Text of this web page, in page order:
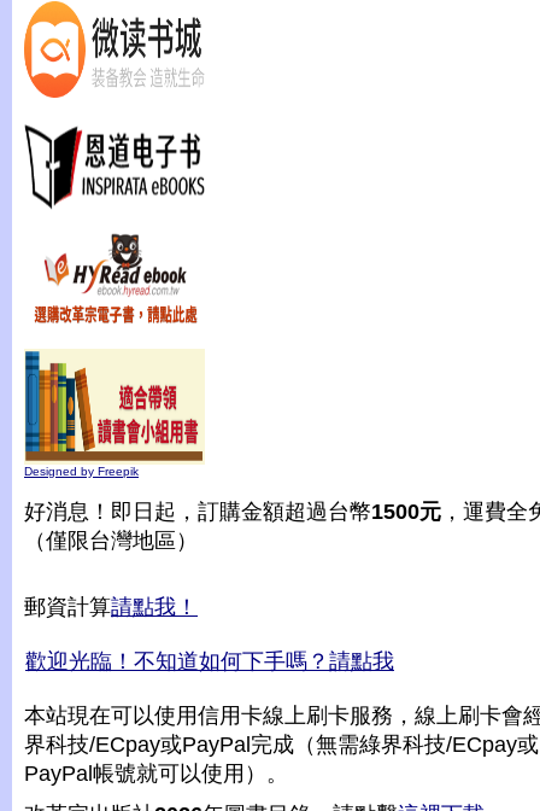
Designed by Freepik
好消息！即日起，訂購金額超過台幣1500元 ，運費全
（僅限台灣地區）
郵資計算請點我！
歡迎光臨！不知道如何下手嗎？請點我
本站現在可以使用信用卡線上刷卡服務，線上刷卡會
界科技/ECpay或PayPal完成（無需綠界科技/ECpay或
PayPal帳號就可以使用）。